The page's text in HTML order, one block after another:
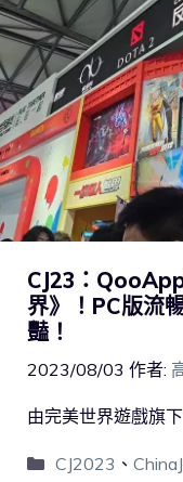
CJ23：
界》！PC版流
豔！
2023/08/03 作者:
由完美世界遊戲旗
CJ2023 、